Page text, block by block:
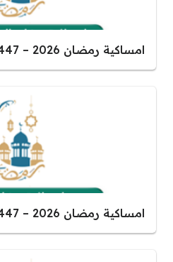
امساكية رمضان 2026 – 1447 المدينة المنورة
امساكية رمضان 2026 – 1447 بريدة